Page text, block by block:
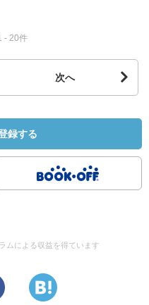
には、過去に起きたこと
現在の出来事を考えるセ
ると、帝国主義の時代が
に持っています。自己保
も厭いません。
先進国の国内では格差が
れは社会不安につながり
とき、国家は国家機能を
れるのは必然といえるで
- 20件
次へ
録する
ムによる収益を得ています